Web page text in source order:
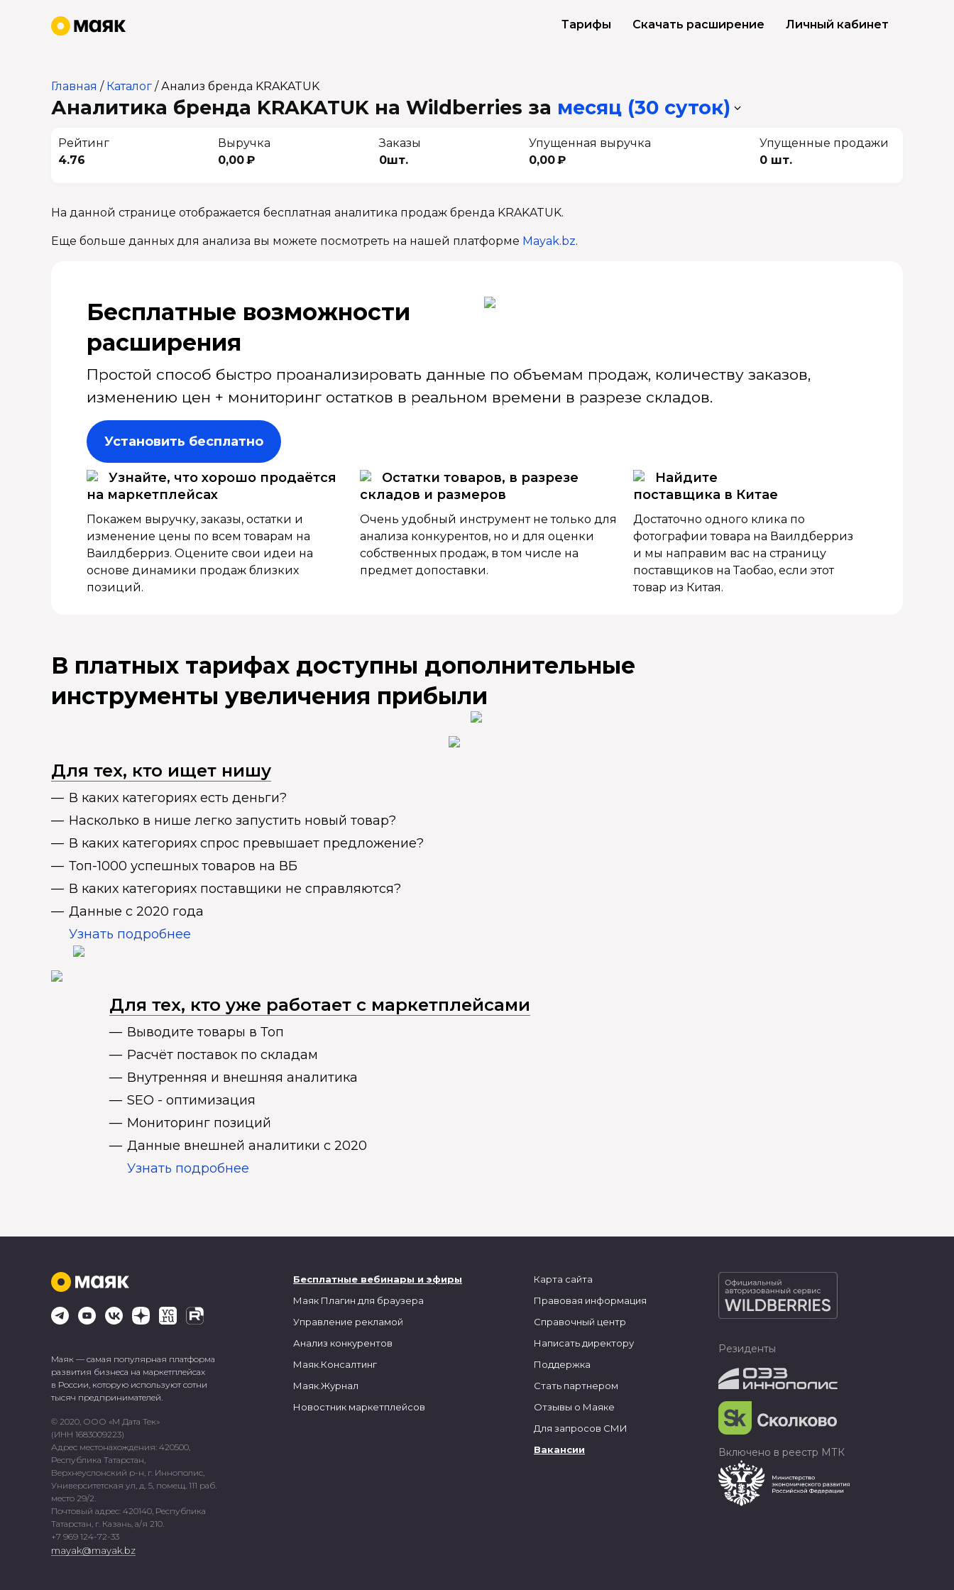
Тарифы Скачать расширение Личный кабинет
Главная / Каталог /Анализ бренда KRAKATUK
Аналитика бренда KRAKATUK на Wildberries за месяц (30 суток)
Рейтинг
4.76
Выручка
0,00 ₽
Заказы
0шт.
Упущенная выручка
0,00 ₽
Упущенные продажи
0 шт.
На данной странице отображается бесплатная аналитика продаж бренда KRAKATUK.
Еще больше данных для анализа вы можете посмотреть на нашей платформе Mayak.bz.
Бесплатные возмож­ности
расширения
Простой способ быстро проанализировать данные по объемам продаж, количеству заказов,
изменению цен + мониторинг остатков в реальном времени в разрезе складов.
Установить бесплатно
Узнайте, что хорошо продаётся
на маркетплейсах
Покажем выручку, заказы, остатки и
изменение цены по всем товарам на
Ваилдберриз. Оцените свои идеи на
основе динамики продаж близких
позиций.
Остатки товаров, в разрезе
складов и размеров
Очень удобный инструмент не только для
анализа конкурентов, но и для оценки
собственных продаж, в том числе на
предмет допоставки.
Найдите
поставщика в Китае
Достаточно одного клика по
фотографии товара на Ваилдберриз
и мы направим вас на страницу
поставщиков на Таобао, если этот
товар из Китая.
В платных тарифах доступны дополнительные
инструменты увеличения прибыли
Для тех, кто ищет нишу
В каких категориях есть деньги?
Насколько в нише легко запустить новый товар?
В каких категориях спрос превышает предложение?
Топ-1000 успешных товаров на ВБ
В каких категориях поставщики не справляются?
Данные с 2020 года
Узнать подробнее
Для тех, кто уже работает с маркетплейсами
Выводите товары в Топ
Расчёт поставок по складам
Внутренняя и внешняя аналитика
SEO - оптимизация
Мониторинг позиций
Данные внешней аналитики с 2020
Узнать подробнее
Маяк — самая популярная платформа
развития бизнеса на маркетплейсах
в России, которую используют сотни
тысяч предпринимателей.
© 2020, ООО «М Дата Тек»
(ИНН 1683009223)
Адрес местонахождения: 420500,
Республика Татарстан,
Верхнеуслонский р-н, г. Иннополис,
Университетская ул, д. 5, помещ. 111 раб.
место 29/2.
Почтовый адрес: 420140, Республика
Татарстан, г. Казань, а/я 210.
+7 969 124-72-33
mayak@mayak.bz
Бесплатные вебинары и эфиры
Маяк Плагин для браузера
Управление рекламой
Анализ конкурентов
Маяк.Консалтинг
Маяк.Журнал
Новостник маркетплейсов
Карта сайта
Правовая информация
Справочный центр
Написать директору
Поддержка
Стать партнером
Отзывы о Маяке
Для запросов СМИ
Вакансии
Резиденты
Включено в реестр МТК